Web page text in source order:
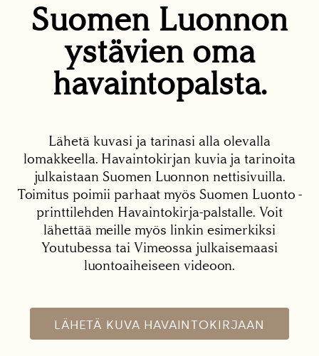
Suomen Luonnon
ystävien oma
havaintopalsta.
Lähetä kuvasi ja tarinasi alla olevalla
lomakkeella. Havaintokirjan kuvia ja tarinoita
julkaistaan Suomen Luonnon nettisivuilla.
Toimitus poimii parhaat myös Suomen Luonto -
printtilehden Havaintokirja-palstalle. Voit
lähettää meille myös linkin esimerkiksi
Youtubessa tai Vimeossa julkaisemaasi
luontoaiheiseen videoon.
LÄHETÄ KUVA HAVAINTOKIRJAAN